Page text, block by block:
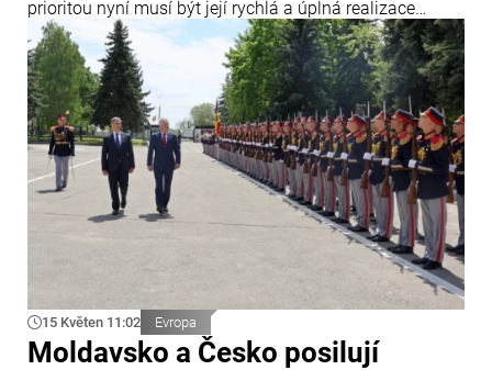
prioritou nyní musí být její rychlá a úplná realizace
všemi zúčastněnými stranami. Uvádí se to v oficiálním
prohlášení předsedkyně Evropské komise Ursuly von der
Leyenové vydaném v souvislosti s dosažením dohody
mezi USA a Íránem.
15 Květen 11:02 Evropa
Moldavsko a Česko posilují